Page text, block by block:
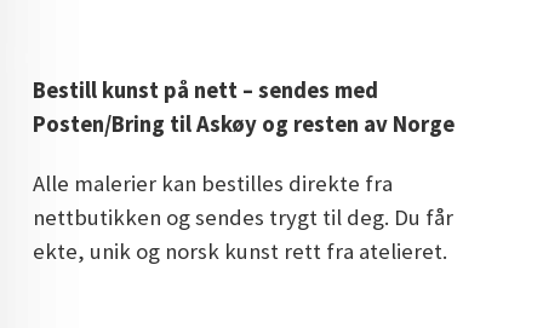
Bestill kunst på nett – sendes med
Posten/Bring til Askøy og resten av Norge
Alle malerier kan bestilles direkte fra
nettbutikken og sendes trygt til deg. Du får
ekte, unik og norsk kunst rett fra atelieret.